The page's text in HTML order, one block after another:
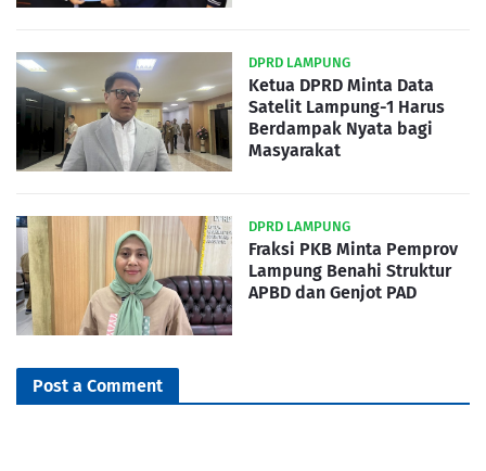
DPRD LAMPUNG
Ketua DPRD Minta Data
Satelit Lampung-1 Harus
Berdampak Nyata bagi
Masyarakat
DPRD LAMPUNG
Fraksi PKB Minta Pemprov
Lampung Benahi Struktur
APBD dan Genjot PAD
Post a Comment